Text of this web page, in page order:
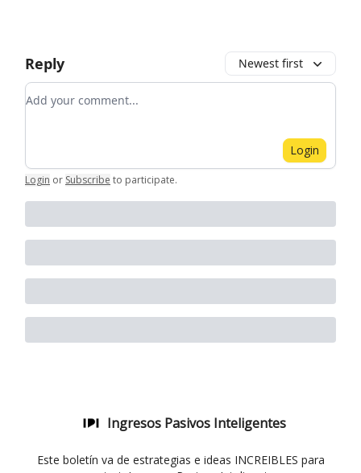
Reply Newest first
Add your comment
Login
Login or Subscribe to participate.
Ingresos Pasivos Inteligentes
Este boletín va de estrategias e ideas INCREIBLES para